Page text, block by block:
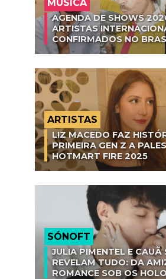
MÚSICA
AGENDA DE SHOWS
ARTISTAS
CONFIRMADOS NO
ARTISTAS
LIZ MACEDO FAZ
PRIMEIRA GEN Z A
HOTMART FIRE 2025
SÓNOFT
JULIA PIMENTEL E CAUÃ
REVELAM TUDO: DA
ROMANCE SOB OS